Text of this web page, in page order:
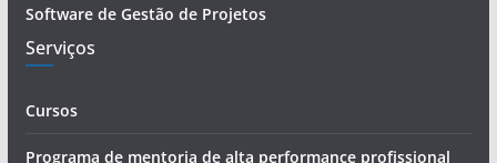
Software de Gestão de Projetos
Serviços
Cursos
Programa de mentoria de alta performance profissional